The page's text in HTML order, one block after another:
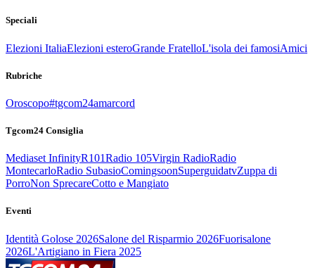
Speciali
Elezioni ItaliaElezioni esteroGrande FratelloL'isola dei famosiAmici
Rubriche
Oroscopo#tgcom24amarcord
Tgcom24 Consiglia
Mediaset InfinityR101Radio 105Virgin RadioRadio
MontecarloRadio SubasioComingsoonSuperguidatvZuppa di
PorroNon SprecareCotto e Mangiato
Eventi
Identità Golose 2026Salone del Risparmio 2026Fuorisalone
2026L'Artigiano in Fiera 2025